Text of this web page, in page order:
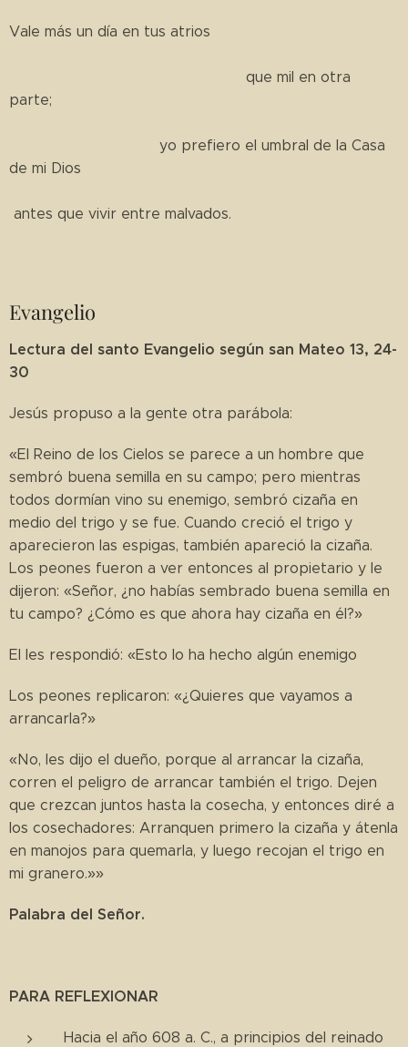
Vale más un día en tus atrios
que mil en otra
parte;
yo prefiero el umbral de la Casa
de mi Dios
antes que vivir entre malvados.
Evangelio
Lectura del santo Evangelio según san Mateo 13, 24-
30
Jesús propuso a la gente otra parábola:
«El Reino de los Cielos se parece a un hombre que
sembró buena semilla en su campo; pero mientras
todos dormían vino su enemigo, sembró cizaña en
medio del trigo y se fue. Cuando creció el trigo y
aparecieron las espigas, también apareció la cizaña.
Los peones fueron a ver entonces al propietario y le
dijeron: «Señor, ¿no habías sembrado buena semilla en
tu campo? ¿Cómo es que ahora hay cizaña en él?»
El les respondió: «Esto lo ha hecho algún enemigo
Los peones replicaron: «¿Quieres que vayamos a
arrancarla?»
«No, les dijo el dueño, porque al arrancar la cizaña,
corren el peligro de arrancar también el trigo. Dejen
que crezcan juntos hasta la cosecha, y entonces diré a
los cosechadores: Arranquen primero la cizaña y átenla
en manojos para quemarla, y luego recojan el trigo en
mi granero.»»
Palabra del Señor.
PARA REFLEXIONAR
Hacia el año 608 a. C., a principios del reinado